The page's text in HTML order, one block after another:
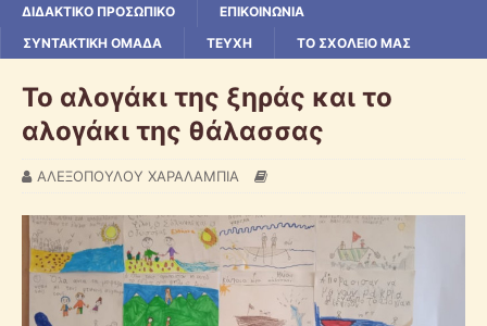
ΔΙΔΑΚΤΙΚΟ ΠΡΟΣΩΠΙΚΟ
ΕΠΙΚΟΙΝΩΝΙΑ
ΣΥΝΤΑΚΤΙΚΗ ΟΜΑΔΑ
ΤΕΥΧΗ ΤΟ ΣΧΟΛΕΙΟ ΜΑΣ
Το αλογάκι της ξηράς και το
αλογάκι της θάλασσας
ΑΛΕΞΟΠΟΥΛΟΥ ΧΑΡΑΛΑΜΠΙΑ